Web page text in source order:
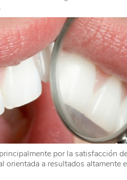
por la satisfacción
orientada a resultados altamente